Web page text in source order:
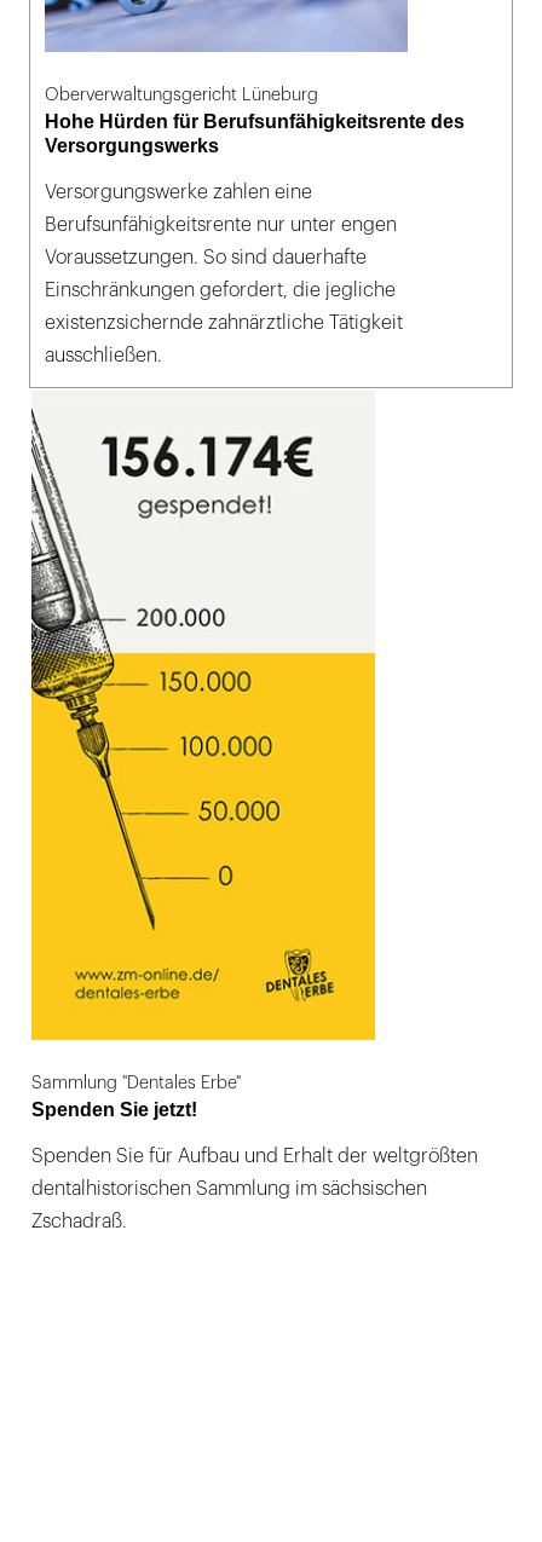
Oberverwaltungsgericht Lüneburg
Hohe Hürden für Berufsunfähigkeitsrente des
Versorgungswerks
Versorgungswerke zahlen eine
Berufsunfähigkeitsrente nur unter engen
Voraussetzungen. So sind dauerhafte
Einschränkungen gefordert, die jegliche
existenzsichernde zahnärztliche Tätigkeit
ausschließen.
Sammlung "Dentales Erbe"
Spenden Sie jetzt!
Spenden Sie für Aufbau und Erhalt der weltgrößten
dentalhistorischen Sammlung im sächsischen
Zschadraß.